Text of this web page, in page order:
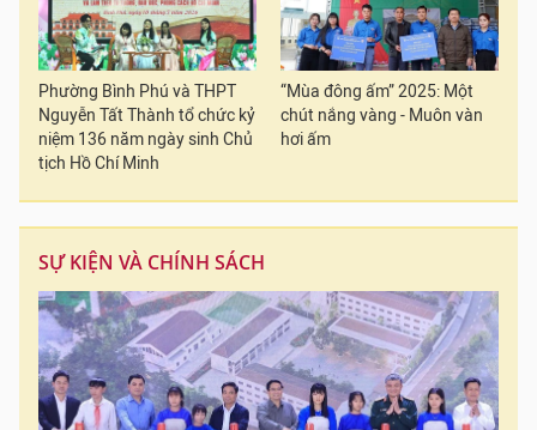
Phường Bình Phú và THPT
Nguyễn Tất Thành tổ chức kỷ
niệm 136 năm ngày sinh Chủ
tịch Hồ Chí Minh
“Mùa đông ấm” 2025: Một
chút nắng vàng - Muôn vàn
hơi ấm
SỰ KIỆN VÀ CHÍNH SÁCH